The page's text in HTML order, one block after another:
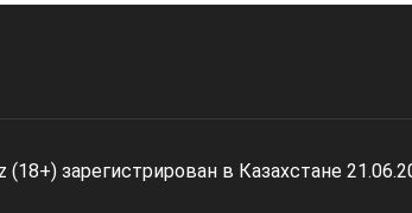
(18+) зарегистрирован в Казахстане